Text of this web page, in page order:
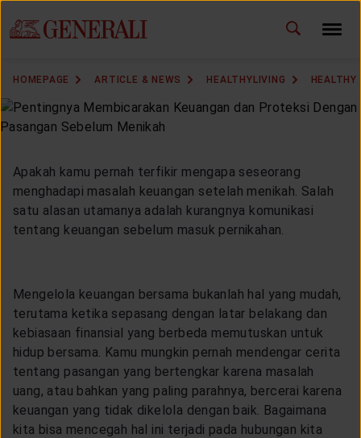
HOMEPAGE ARTICLE & NEWS HEALTHYLIVING HEALTHY
Apakah kamu pernah terfikir mengapa seseorang
menghadapi masalah keuangan setelah menikah. Salah
satu alasan utamanya adalah kurangnya komunikasi
tentang keuangan sebelum masuk pernikahan.
Mengelola keuangan bersama bukanlah hal yang mudah,
terutama ketika sepasang dengan latar belakang dan
kebiasaan finansial yang berbeda memutuskan untuk
hidup bersama. Kamu mungkin pernah mendengar cerita
tentang pasangan yang bertengkar karena masalah
uang, atau bahkan yang paling parahnya, bercerai karena
keuangan yang tidak dikelola dengan baik. Bagaimana
kita bisa mencegah hal ini terjadi pada hubungan kita
CHANGE LANGUAGE ID EN
MARKETING OFFICE
INSURANCE DICTIONARY
OUR SOLUTION
CUSTOMER SERVICE
ARTICLE & NEWS